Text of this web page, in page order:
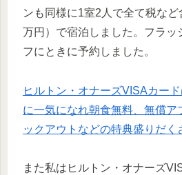
ンも同様に1室2人で全て税な
万円）で宿泊しました。フラッ
フにときに予約しました。
ヒルトン・オナーズVISAカー
に一気になれ朝食無料、無償ア
ックアウトなどの特典盛りだく
また私はヒルトン・オナーズ